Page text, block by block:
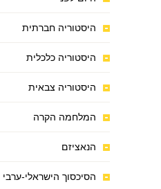
היסטוריה חברתית
היסטוריה כלכלית
היסטוריה צבאית
המלחמה הקרה
הנאציזם
הסיכסוך הישראלי-ערבי